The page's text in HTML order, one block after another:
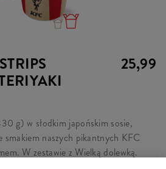
25,99
g) w słodkim japońskim sosie,
smakiem naszych pikantnych KFC
W zestawie z Wielką dolewką.